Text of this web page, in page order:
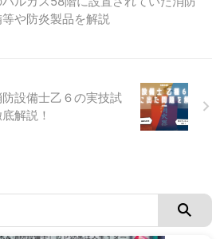
等や防炎製品を解説
防設備士乙６の実技試
解説！